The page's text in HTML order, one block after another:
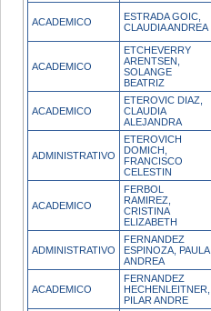
ACADEMICO
ESTRADA GOIC,
CLAUDIA ANDREA
ACADEMICO
ETCHEVERRY
ARENTSEN,
SOLANGE
BEATRIZ
ACADEMICO
ETEROVIC DIAZ,
CLAUDIA
ALEJANDRA
ADMINISTRATIVO
ETEROVICH
DOMICH,
FRANCISCO
CELESTIN
ACADEMICO
FERBOL
RAMIREZ,
CRISTINA
ELIZABETH
ADMINISTRATIVO
FERNANDEZ
ESPINOZA, PAULA
ANDREA
ACADEMICO
FERNANDEZ
HECHENLEITNER,
PILAR ANDRE